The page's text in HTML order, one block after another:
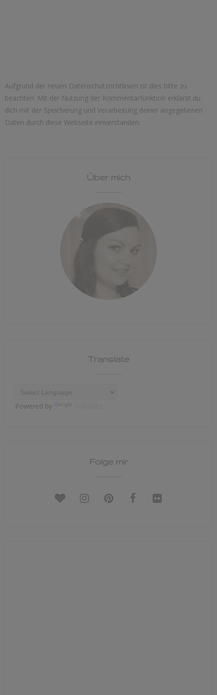
Aufgrund der neuen Datenschutzrichtlinien ist dies bitte zu
beachten: Mit der Nutzung der Kommentarfunktion erklärst du
dich mit der Speicherung und Verarbeitung deiner angegebenen
Daten durch diese Webseite einverstanden.
Über mich
Translate
Powered by
Folge mir